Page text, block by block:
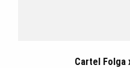
Cartel Folga